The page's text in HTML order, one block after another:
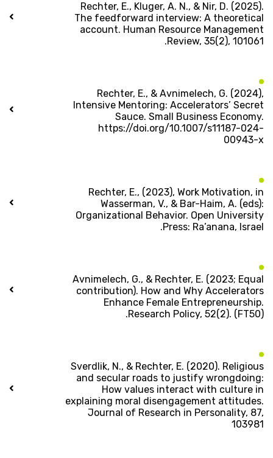
Rechter, E., Kluger, A. N., & Nir, D. (2025).
The feedforward interview: A theoretical
account. Human Resource Management
Review, 35(2), 101061.
Rechter, E., & Avnimelech, G. (2024),
Intensive Mentoring: Accelerators’ Secret
Sauce. Small Business Economy.
https://doi.org/10.1007/s11187-024-
00943-x
Rechter, E., (2023), Work Motivation, in
Wasserman, V., & Bar-Haim, A. (eds):
Organizational Behavior. Open University
Press: Ra’anana, Israel.
Avnimelech, G., & Rechter, E. (2023; Equal
contribution). How and Why Accelerators
Enhance Female Entrepreneurship.
Research Policy, 52(2). (FT50).
Sverdlik, N., & Rechter, E. (2020). Religious
and secular roads to justify wrongdoing:
How values interact with culture in
explaining moral disengagement attitudes.
Journal of Research in Personality, 87,
103981